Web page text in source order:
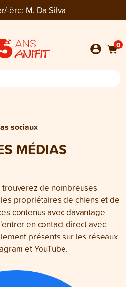
ère: M. Da Silva
0
sociaux
MÉDIAS
de nombreuses
propriétaires de chiens et de
contenus avec davantage
en contact direct avec
présents sur les réseaux
et YouTube.